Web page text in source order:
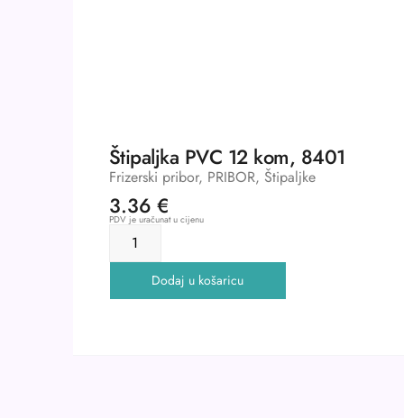
Štipaljka PVC 12 kom, 8401
Frizerski pribor, PRIBOR, Štipaljke
3.36 €
PDV je uračunat u cijenu
Dodaj u košaricu